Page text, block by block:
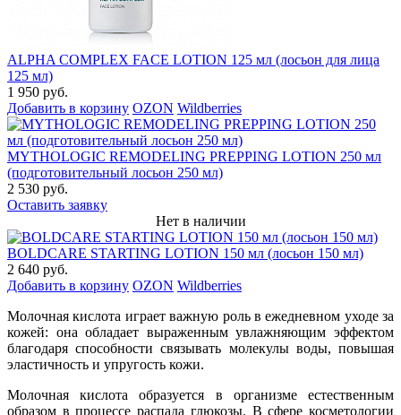
ALPHA COMPLEX FACE LOTION 125 мл (лосьон для лица
125 мл)
1 950 руб.
Добавить в корзину OZON Wildberries
MYTHOLOGIC REMODELING PREPPING LOTION 250 мл
(подготовительный лосьон 250 мл)
2 530 руб.
Оставить заявку
Нет в наличии
BOLDCARE STARTING LOTION 150 мл (лосьон 150 мл)
2 640 руб.
Добавить в корзину OZON Wildberries
Молочная кислота играет важную роль в ежедневном уходе за
кожей: она обладает выраженным увлажняющим эффектом
благодаря способности связывать молекулы воды, повышая
эластичность и упругость кожи.
Молочная кислота образуется в организме естественным
образом в процессе распада глюкозы. В сфере косметологии